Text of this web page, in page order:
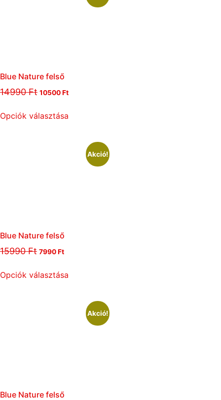
Blue Nature felső
14990Ft 10500Ft
Opciók választása
Akció!
Blue Nature felső
15990Ft 7990Ft
Opciók választása
Akció!
Blue Nature felső